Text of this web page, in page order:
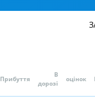
Прибуття
В
дорозі
оцінок